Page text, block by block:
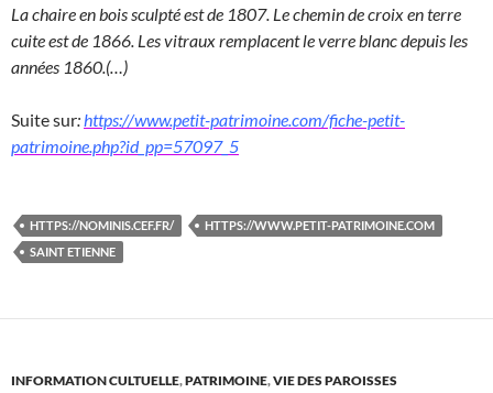
La chaire en bois sculpté est de 1807. Le chemin de croix en terre
cuite est de 1866. Les vitraux remplacent le verre blanc depuis les
années 1860.(…)
Suite sur:https://www.petit-patrimoine.com/fiche-petit-
patrimoine.php?id_pp=57097_5
HTTPS://NOMINIS.CEF.FR/
HTTPS://WWW.PETIT-PATRIMOINE.COM
SAINT ETIENNE
INFORMATION CULTUELLE,PATRIMOINE,VIE DES PAROISSES